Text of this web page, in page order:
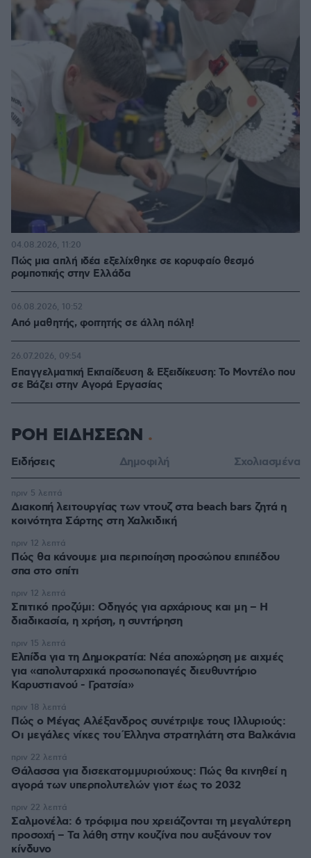
Πώς μια απλή ιδέα εξελίχθηκε σε κορυφαίο θεσμό
ρομποτικής στην Ελλάδα
04.08.2026, 11:20
Από μαθητής, φοιτητής σε άλλη πόλη!
06.08.2026, 10:52
Επαγγελματική Εκπαίδευση & Εξειδίκευση: Το Mοντέλο που
σε Bάζει στην Aγορά Eργασίας
26.07.2026, 09:54
ΡΟΗ ΕΙΔΗΣΕΩΝ
Ειδήσεις Δημοφιλή Σχολιασμένα
Διακοπή λειτουργίας των ντουζ στα beach bars ζητά η
κοινότητα Σάρτης στη Χαλκιδική
πριν 5 λεπτά
Πώς θα κάνουμε μια περιποίηση προσώπου επιπέδου
σπα στο σπίτι
πριν 12 λεπτά
Σπιτικό προζύμι: Οδηγός για αρχάριους και μη – Η
διαδικασία, η χρήση, η συντήρηση
πριν 12 λεπτά
Ελπίδα για τη Δημοκρατία: Νέα αποχώρηση με αιχμές
για «απολυταρχικά προσωποπαγές διευθυντήριο
Καρυστιανού - Γρατσία»
πριν 15 λεπτά
Πώς ο Μέγας Αλέξανδρος συνέτριψε τους Ιλλυριούς:
Οι μεγάλες νίκες του Έλληνα στρατηλάτη στα Βαλκάνια
πριν 18 λεπτά
Θάλασσα για δισεκατομμυριούχους: Πώς θα κινηθεί η
αγορά των υπερπολυτελών γιοτ έως το 2032
πριν 22 λεπτά
Σαλμονέλα: 6 τρόφιμα που χρειάζονται τη μεγαλύτερη
προσοχή – Τα λάθη στην κουζίνα που αυξάνουν τον
κίνδυνο
πριν 22 λεπτά